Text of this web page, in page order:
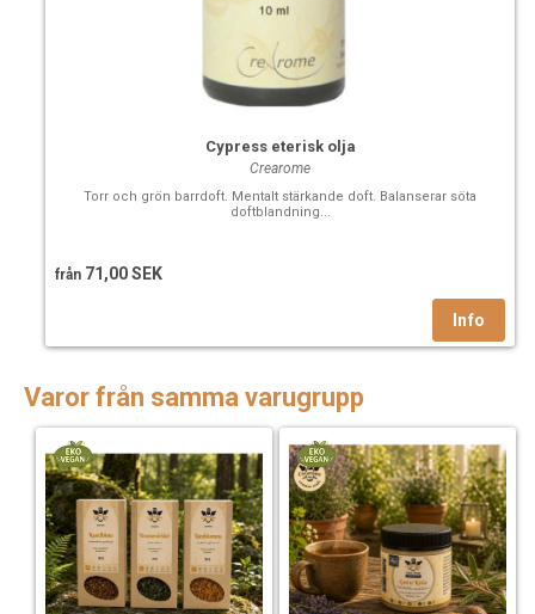
Cypress eterisk olja
Crearome
Torr och grön barrdoft. Mentalt stärkande doft. Balanserar söta
doftblandning...
från 71,00 SEK
Varor från samma varugrupp